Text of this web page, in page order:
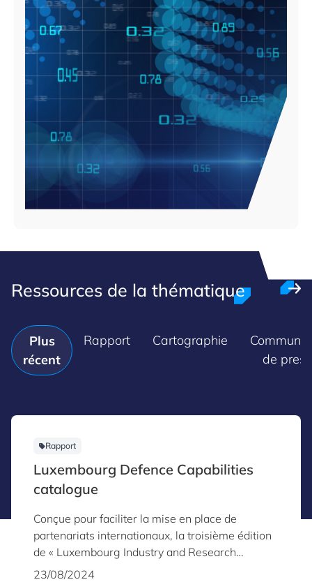
Ressources de la thématique
Plus
récent
Rapport Cartographie
de
Rapport
Luxembourg Defence Capabilities
catalogue
Conçue pour faciliter la mise en place de
partenariats internationaux, la troisième édition
de « Luxembourg Industry and Research
Capabilities for Security & Defence » met en
23/08/2024